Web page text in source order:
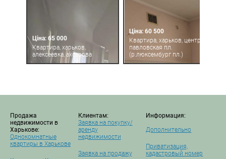
Ціна: 65 000
Квартира, харьков,
алексеевка, ахсарова
Ціна: 60 500
Квартира, харьков, центр,
павловская пл.
(р.люксембург пл.)
Продажа
недвижимости в
Харькове:
Однокомнатные
квартиры в Харькове
Клиентам:
Заявка на покупку/
аренду
недвижимости
Заявка на продажу
Информация:
Дополнительно
Приватизация,
кадастровый номер